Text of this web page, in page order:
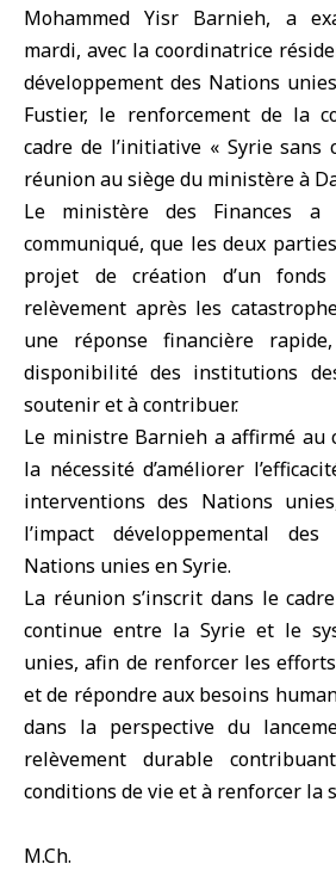
Mohammed Yisr Barnieh, a
mardi, avec la coordinatrice
développement des Nations
Fustier, le renforcement de la
cadre de l’initiative « Syrie sans
réunion au siège du ministère à
Le ministère des Finances a
communiqué, que les deux
projet de création d’un
relèvement après les
une réponse financière
disponibilité des institutions
soutenir et à contribuer.
Le ministre Barnieh a affirmé au
la nécessité d’améliorer
interventions des Nations
l’impact développemental
Nations unies en Syrie.
La réunion s’inscrit dans le
continue entre la Syrie et le
unies, afin de renforcer les
et de répondre aux besoins
dans la perspective du
relèvement durable
conditions de vie et à renforcer la
M.Ch.